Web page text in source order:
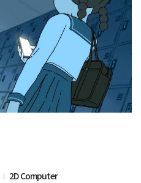
2D Computer